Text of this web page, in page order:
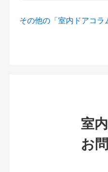
その他の「室内ドアコラ
室
お